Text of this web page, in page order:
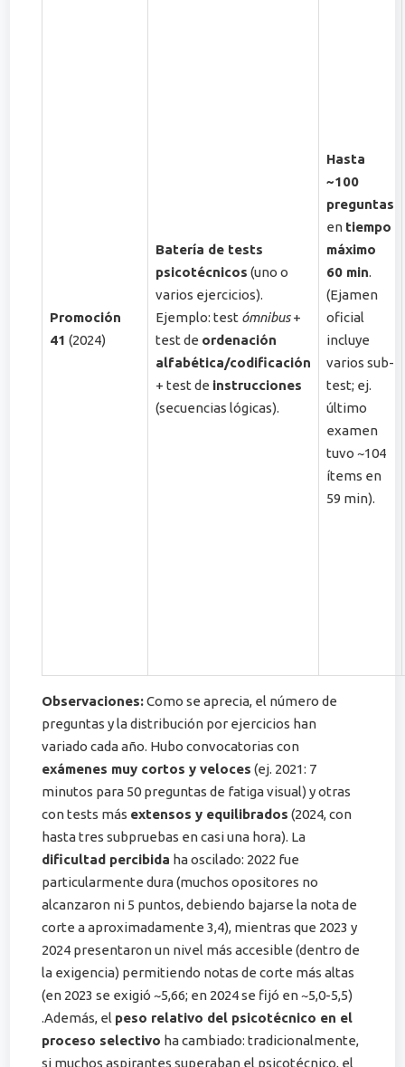
Promoción
41 (2024)
Batería de tests
psicotécnicos (uno o
varios ejercicios).
Ejemplo: test ómnibus+
test de ordenación
alfabética/codificación
+ test de instrucciones
(secuencias lógicas).
Hasta
~100
preguntas
en tiempo
máximo
60 min.
(Ejamen
oficial
incluye
varios sub-
test; ej.
último
examen
tuvo ~104
ítems en
59 min).
Observaciones:Como se aprecia, el número de
preguntas y la distribución por ejercicios han
variado cada año. Hubo convocatorias con
exámenes muy cortos y veloces (ej. 2021: 7
minutos para 50 preguntas de fatiga visual) y otras
con tests más extensos y equilibrados (2024, con
hasta tres subpruebas en casi una hora). La
dificultad percibida ha oscilado: 2022 fue
particularmente dura (muchos opositores no
alcanzaron ni 5 puntos, debiendo bajarse la nota de
corte a aproximadamente 3,4)​, mientras que 2023 y
2024 presentaron un nivel más accesible (dentro de
la exigencia) permitiendo notas de corte más altas
(en 2023 se exigió ~5,66; en 2024 se fijó en ~5,0-5,5)​
.Además, el peso relativo del psicotécnico en el
proceso selectivo ha cambiado: tradicionalmente,
si muchos aspirantes superaban el psicotécnico, el